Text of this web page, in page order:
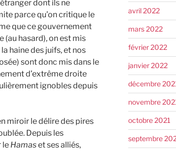
dont ils ne
parce qu’on critique le
que ce gouvernement
hasard), on est mis
haine des juifs, et nos
sont donc mis dans le
d’extrême droite
ignobles depuis
miroir le délire des pires
Depuis les
le Hamaset ses alliés,
avril 2022
mars 2022
février 2022
janvier 2022
décembre
novembre
octobre 2021
septembre